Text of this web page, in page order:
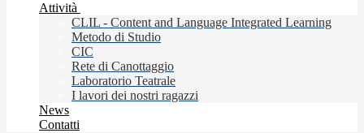
Attività
CLIL - Content and Language Integrated Learning
Metodo di Studio
CIC
Rete di Canottaggio
Laboratorio Teatrale
I lavori dei nostri ragazzi
News
Contatti